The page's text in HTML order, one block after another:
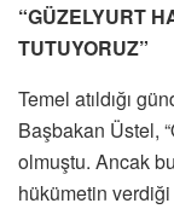
“GÜZELYURT
TUTUYORUZ”
Temel atıldığı
Başbakan Üstel,
olmuştu. Ancak
hükümetin verdiği